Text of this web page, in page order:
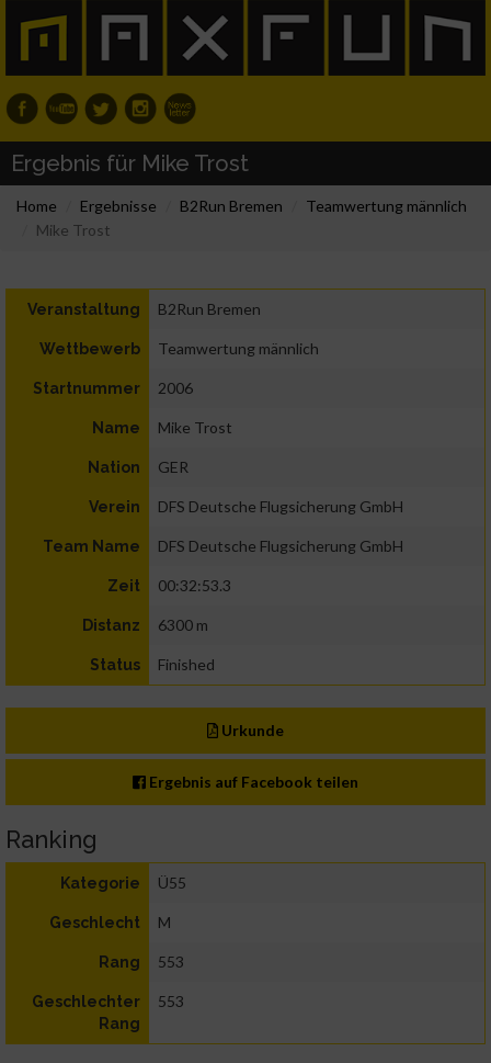
Ergebnis für Mike Trost
Home Ergebnisse B2Run Bremen
Teamwertung männlich
Mike Trost
Veranstaltung B2Run Bremen
Wettbewerb Teamwertung männlich
Startnummer 2006
Name Mike Trost
Nation GER
Verein DFS Deutsche Flugsicherung GmbH
Team Name DFS Deutsche Flugsicherung GmbH
Zeit 00:32:53.3
Distanz 6300 m
Status Finished
Urkunde
Ergebnis auf Facebook teilen
Ranking
Kategorie Ü55
Geschlecht M
Rang 553
Geschlechter
Rang
553